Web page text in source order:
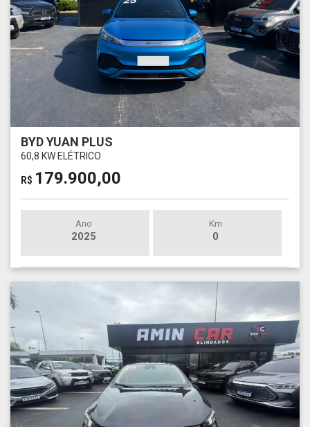
BYD YUAN PLUS
60,8 KW ELÉTRICO
R$ 179.900,00
Ano
2025
Km
0